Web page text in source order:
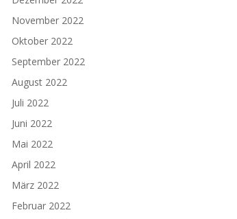
November 2022
Oktober 2022
September 2022
August 2022
Juli 2022
Juni 2022
Mai 2022
April 2022
März 2022
Februar 2022